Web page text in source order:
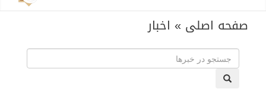
صفحه اصلی » اخبار